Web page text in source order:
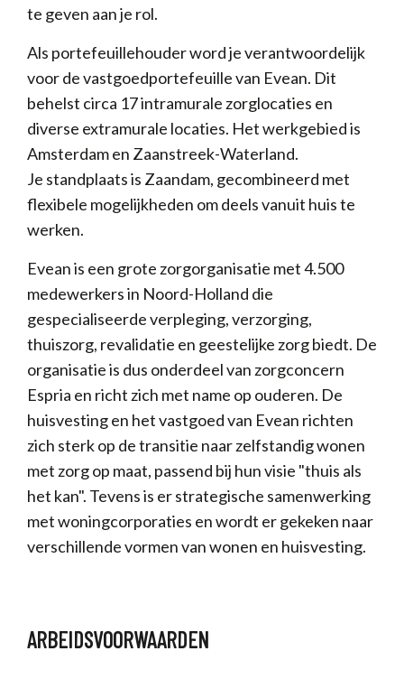
te geven aan je rol.
Als portefeuillehouder word je verantwoordelijk
voor de vastgoedportefeuille van Evean. Dit
behelst circa 17 intramurale zorglocaties en
diverse extramurale locaties. Het werkgebied is
Amsterdam en Zaanstreek-Waterland.
Je standplaats is Zaandam, gecombineerd met
flexibele mogelijkheden om deels vanuit huis te
werken.
Evean is een grote zorgorganisatie met 4.500
medewerkers in Noord-Holland die
gespecialiseerde verpleging, verzorging,
thuiszorg, revalidatie en geestelijke zorg biedt. De
organisatie is dus onderdeel van zorgconcern
Espria en richt zich met name op ouderen. De
huisvesting en het vastgoed van Evean richten
zich sterk op de transitie naar zelfstandig wonen
met zorg op maat, passend bij hun visie "thuis als
het kan". Tevens is er strategische samenwerking
met woningcorporaties en wordt er gekeken naar
verschillende vormen van wonen en huisvesting.
ARBEIDSVOORWAARDEN